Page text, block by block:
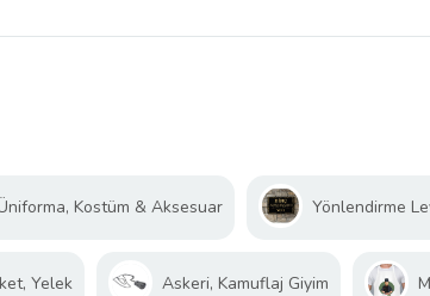
Kostüm & Aksesuar Yönlendirme
Yelek Askeri, Kamuflaj Giyim